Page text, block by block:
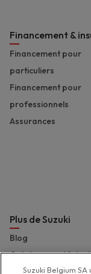
Financement &
Financement pour
particuliers
Financement pour
professionnels
Assurances
Plus de Suzuki
Blog
Catalogues et liste
Presse
Suzuki Belgium